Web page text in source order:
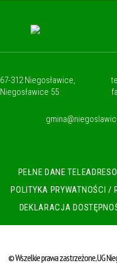
67-312 Niegosławice,
Niegosławice 55
PEŁNE DANE
POLITYKA PRYWATNOŚCI /
DEKLARACJA
© Wszelkie prawa zastrzeżone, UG